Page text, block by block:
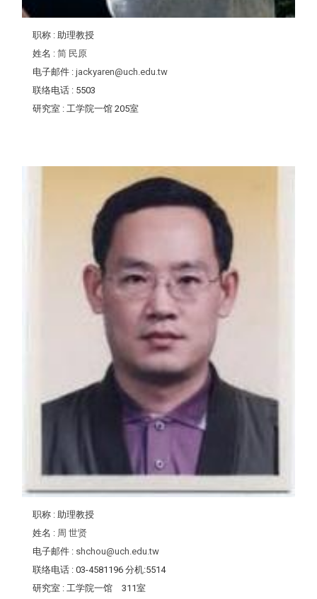
职称 : 助理教授
姓名 : 简 民原
电子邮件 : jackyaren@uch.edu.tw
联络电话 : 5503
研究室 : 工学院一馆 205室
职称 : 助理教授
姓名 : 周 世贤
电子邮件 : shchou@uch.edu.tw
联络电话 : 03-4581196 分机:5514
研究室 : 工学院一馆 311室